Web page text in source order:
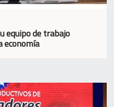
equipo de trabajo
economía